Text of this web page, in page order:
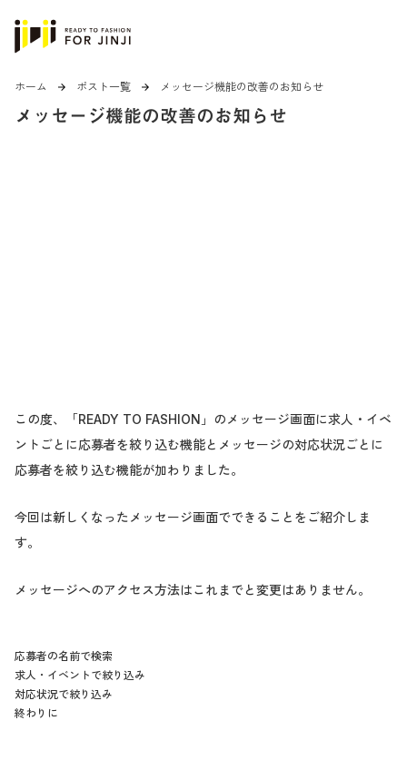
ホーム arrow_forward ポスト一覧 arrow_forward メッセージ機能の改善のお知らせ
メッセージ機能の改善のお知らせ
この度、「READY TO FASHION」のメッセージ画面に求人・イベ
ントごとに応募者を絞り込む機能とメッセージの対応状況ごとに
応募者を絞り込む機能が加わりました。
今回は新しくなったメッセージ画面でできることをご紹介しま
す。
メッセージへのアクセス方法はこれまでと変更はありません。
応募者の名前で検索
求人・イベントで絞り込み
対応状況で絞り込み
終わりに